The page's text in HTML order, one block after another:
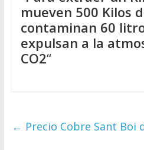
mueven 500 Kilos
contaminan 60
expulsan a la
CO2“
← Precio Cobre Sant Boi